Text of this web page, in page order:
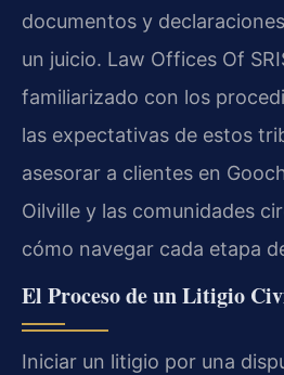
documentos y
un juicio. Law Offices Of
familiarizado con los
las expectativas de estos
asesorar a clientes en
Oilville y las comunidades
cómo navegar cada etapa
El Proceso de un Litigio
Iniciar un litigio por una